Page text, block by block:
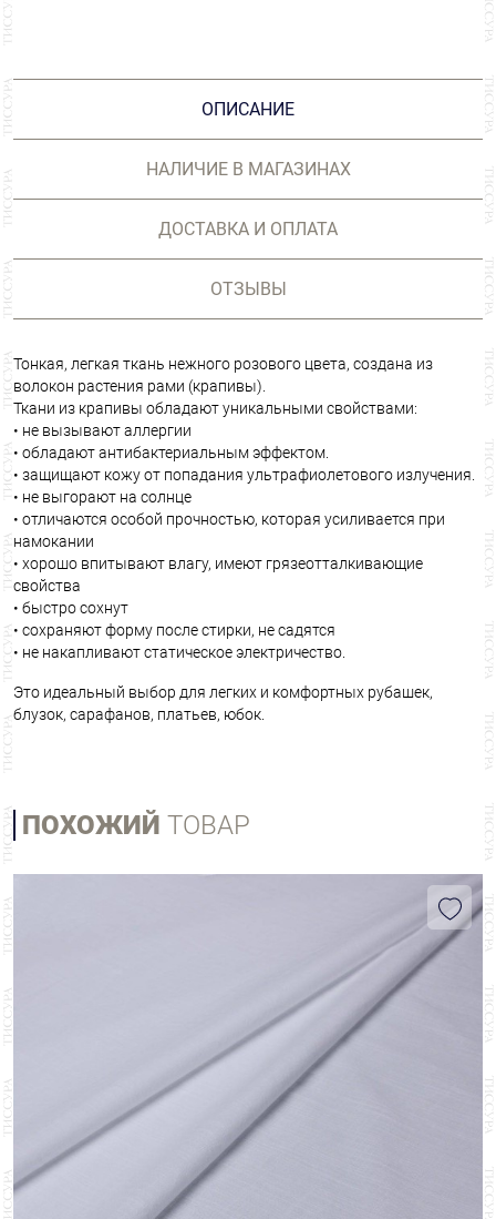
ОПИСАНИЕ
НАЛИЧИЕ В МАГАЗИНАХ
ДОСТАВКА И ОПЛАТА
ОТЗЫВЫ
Тонкая, легкая ткань нежного розового цвета, создана из
волокон растения рами (крапивы).
Ткани из крапивы обладают уникальными свойствами:
• не вызывают аллергии
• обладают антибактериальным эффектом.
• защищают кожу от попадания ультрафиолетового излучения.
• не выгорают на солнце
• отличаются особой прочностью, которая усиливается при
намокании
• хорошо впитывают влагу, имеют грязеотталкивающие
свойства
• быстро сохнут
• сохраняют форму после стирки, не садятся
• не накапливают статическое электричество.
Это идеальный выбор для легких и комфортных рубашек,
блузок, сарафанов, платьев, юбок.
ПОХОЖИЙ ТОВАР